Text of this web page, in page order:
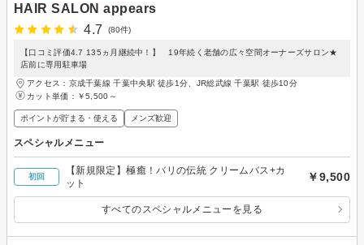
HAIR SALON appears
4.7
(80件)
【口コミ評価4.7 135ヵ月継続中！】 19年続く老舗の広々空間オーナーズサロン★
店前に専用駐車場
アクセス：京成千葉線 千葉中央駅 徒歩1分、JR総武線 千葉駅 徒歩10分
カット単価： ￥5,500～
ポイントが貯まる・使える メンズ歓迎
スペシャルメニュー
初回
【新規限定】極癒！バリの伝統 クリームバス+カ
ット
￥9,500
すべてのスペシャルメニューを見る